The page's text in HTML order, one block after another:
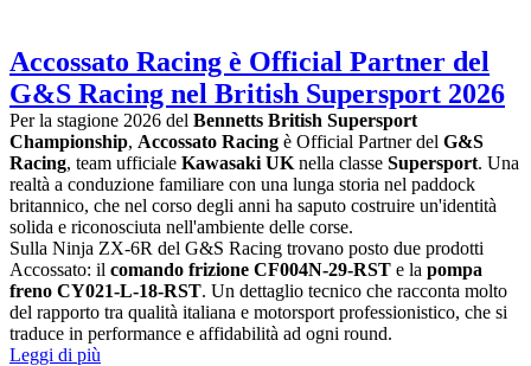
Accossato Racing è Official Partner del
G&S Racing nel British Supersport 2026
Per la stagione 2026 del Bennetts British Supersport
Championship, Accossato Racing è Official Partner del G&S
Racing, team ufficiale Kawasaki UK nella classe Supersport. Una
realtà a conduzione familiare con una lunga storia nel paddock
britannico, che nel corso degli anni ha saputo costruire un'identità
solida e riconosciuta nell'ambiente delle corse.
Sulla Ninja ZX-6R del G&S Racing trovano posto due prodotti
Accossato: il comando frizione CF004N-29-RST e la pompa
freno CY021-L-18-RST. Un dettaglio tecnico che racconta molto
del rapporto tra qualità italiana e motorsport professionistico, che si
traduce in performance e affidabilità ad ogni round.
Leggi di più